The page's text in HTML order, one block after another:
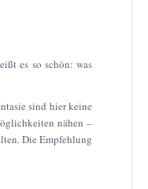
es so schön: was
sind hier keine
nähen –
Die Empfehlung